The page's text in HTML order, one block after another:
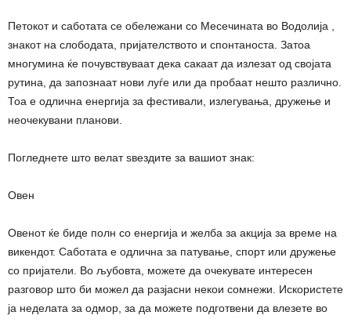
Петокот и саботата се обележани со Месечината во Водолија ,
знакот на слободата, пријателството и спонтаноста. Затоа
многумина ќе почувствуваат дека сакаат да излезат од својата
рутина, да запознаат нови луѓе или да пробаат нешто различно.
Тоа е одлична енергија за фестивали, излегувања, дружење и
неочекувани планови.
Погледнете што велат ѕвездите за вашиот знак:
Овен
Овенот ќе биде полн со енергија и желба за акција за време на
викендот. Саботата е одлична за патување, спорт или дружење
со пријатели. Во љубовта, можете да очекувате интересен
разговор што би можел да разјасни некои сомнежи. Искористете
ја неделата за одмор, за да можете подготвени да влезете во